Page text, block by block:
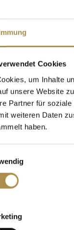
Cookies
um Inhalte
unsere Website
Partner für
weiteren Daten
haben.